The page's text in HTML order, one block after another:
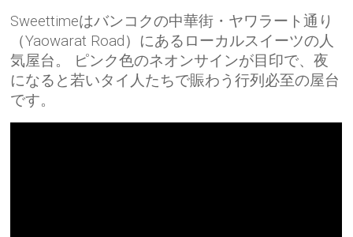
Sweettimeはバンコクの中華街・ヤワラート通り
（Yaowarat Road）にあるローカルスイーツの人
気屋台。 ピンク色のネオンサインが目印で、夜
になると若いタイ人たちで賑わう行列必至の屋台
です。